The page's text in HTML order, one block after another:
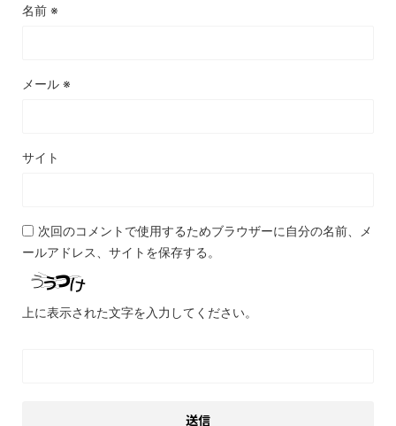
名前 ※
メール ※
サイト
次回のコメントで使用するためブラウザーに自分の名前、メ
ールアドレス、サイトを保存する。
上に表示された文字を入力してください。